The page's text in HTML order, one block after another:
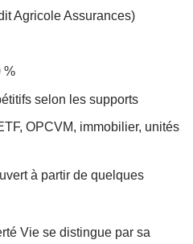
Agricole Assurances)
%
selon les supports
OPCVM, immobilier, unités
à partir de quelques
Vie se distingue par sa